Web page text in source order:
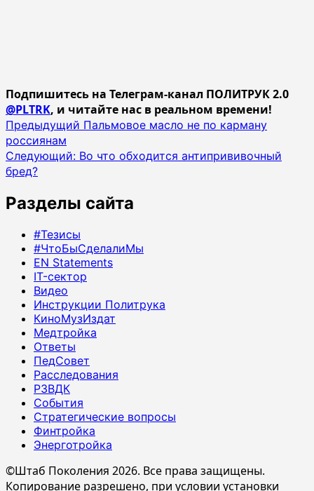
Подпишитесь на Телеграм-канал ПОЛИТРУК 2.0
@PLTRK, и читайте нас в реальном времени!
Навигация
записи
Предыдущий Пальмовое масло не по карману
россиянам
Следующий: Во что обходится антипрививочный
бред?
Разделы сайта
#Тезисы
#ЧтоБыСделалиМы
EN Statements
IT-сектор
Видео
Инструкции Политрука
КиноМузИздат
Медтройка
Ответы
ПедСовет
Расследования
РЗВДК
События
Стратегические вопросы
Финтройка
Энерготройка
©Штаб Поколения 2026. Все права защищены.
Копирование разрешено, при условии установки